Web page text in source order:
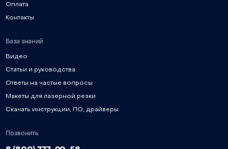
Оплата
Контакты
База знаний
Видео
Статьи и руководства
Ответы на частые вопросы
Макеты для лазерной резки
Скачать инструкции, ПО, драйверы
Позвонить